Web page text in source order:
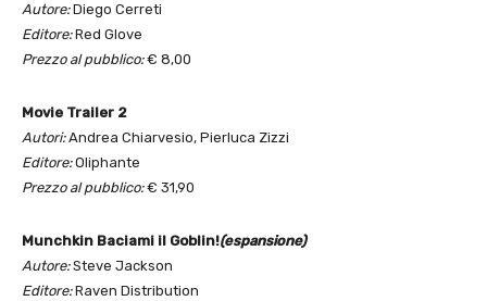
Autore:Diego Cerreti
Editore:Red Glove
Prezzo al pubblico:€ 8,00
Movie Trailer 2
Autori:Andrea Chiarvesio, Pierluca Zizzi
Editore:Oliphante
Prezzo al pubblico:€ 31,90
Munchkin Baciami il Goblin!(espansione)
Autore:Steve Jackson
Editore:Raven Distribution